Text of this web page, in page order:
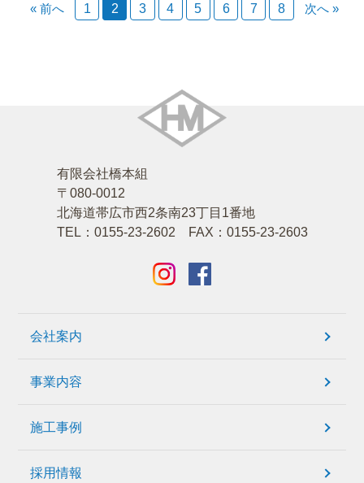
« 前へ 1 2 3 4 5 6 7 8 次へ »
有限会社橋本組
〒080-0012
北海道帯広市西2条南23丁目1番地
TEL：0155-23-2602 FAX：0155-23-2603
会社案内
事業内容
施工事例
採用情報